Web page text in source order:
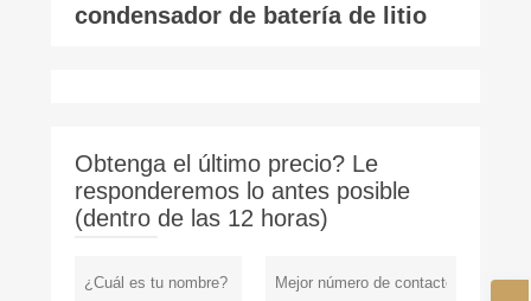
condensador de batería de litio
Obtenga el último precio? Le
responderemos lo antes posible
(dentro de las 12 horas)